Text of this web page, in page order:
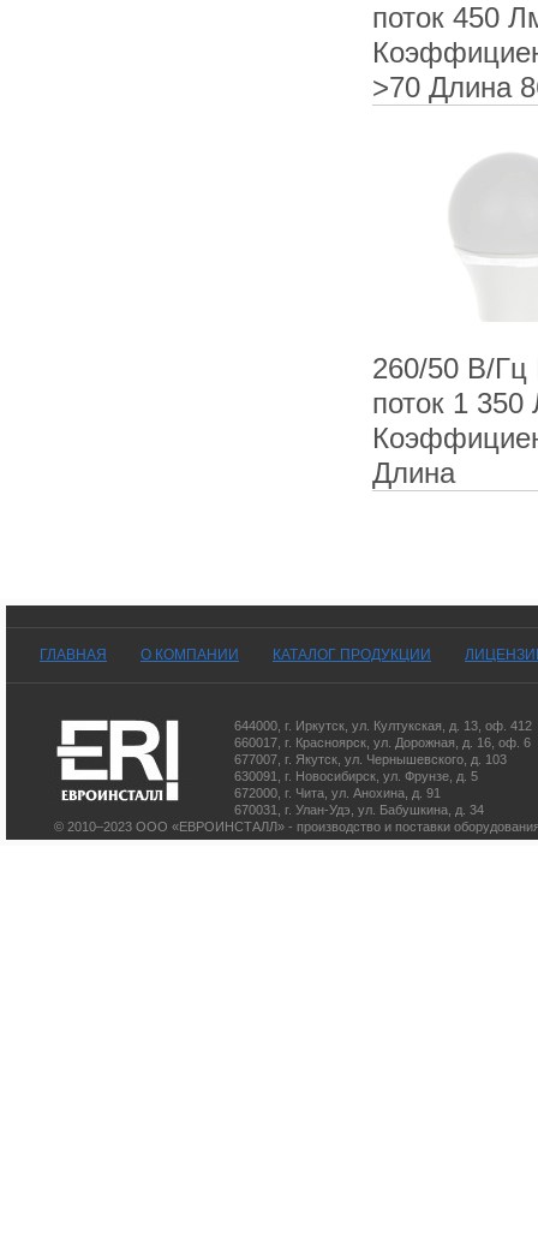
поток 450
>70 Длина
260/50 В/Гц
поток 1
Длина
ГЛАВНАЯ О КОМПАНИИ КАТАЛОГ ПРОДУКЦИИ
644000 г. Иркутск ул. Култукская, д. 13 , оф. 412
660017 г. Красноярск ул. Дорожная, д. 16, оф. 6
677007 г. Якутск ул. Чернышевского, д. 103
630091
г. Новосибирск ул. Фрунзе, д. 5
672000 г. Чита ул. Анохина, д. 91
670031
г. Улан-Удэ ул. Бабушкина, д. 34
© 2010–2023 ООО «ЕВРОИНСТАЛЛ» - производство и поставки оборудования